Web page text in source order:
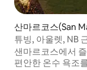
산마르코스(San
집
튜빙, 아울렛, NB
있는 2층 숙소
샌마르코스에서
편안한 온수 욕조